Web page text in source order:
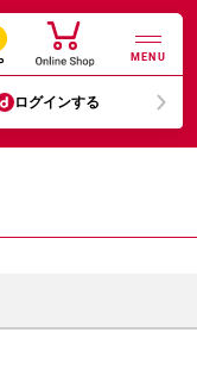
MENU
ログインする